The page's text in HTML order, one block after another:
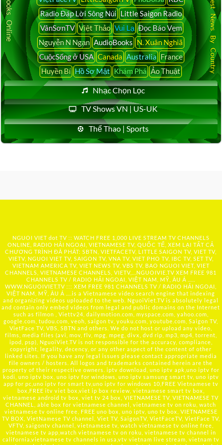
Radio Đáp Lời Sông Núi Little Saigon Radio
VânSơnTV Việt Thảo Vui Lạ Đọc Báo Vẹm
Nguyễn N Ngạn AudioBooks N. Xuân Nghiã
CuộcSống ở USA Canada Australia France
Huyền Bí Hồ Sơ Mật Khám Phá Ảo Thuật
Nhạc Chọn Lọc
TV Shows VN | US-UK
Thể Thao | Sports
Latest News By Country
NGUOI VIET dot TV :: WATCH FREE 1,000 LIVE STREAM TV CHANNELS
ONLINE, RADIO HẢI NGOẠI, VIETNAMESE TV, QUỐC TẾ, XEM LẠI TẤT CẢ
CHƯƠNG TRÌNH ĐÃ PHÁT: SBTN, VIETFACETV, LITTLE SAIGON TV, VIET TV,
VIETV, NGUOI VIET TV, SAIGON TV, VNA TV, VIET PHO TV, IBC TV, SET TV,
VIETNAM AMERICA TV, VIET NEWS TV, VBS TV, BAO NGUOI VIET, VIET
CHANNELS, VIETNAMESE CHANNELS, VIETV,... NGUOIVIE.TV XEM FREE 981
CHANNELS TV / RADIO HẢI NGOẠI, VIỆT NAM, MỸ, ÂU Á …..
WWW.NGUOIVIET.TV ::: XEM FREE 981 CHANNELS TV / RADIO HẢI NGOẠI,
VIỆT NAM, MỸ, ÂU Á ….is a Vietnamese video search engine that indexing
and organizing videos uploaded to the web. NguoiViet.TV is absolutely legal
and contain only embed videos from legal and public domains on the Internet
such as filmon , Viettv24, dailymotion.com, myspace.com, yahoo.com,
google.com, tudou.com, veoh, saigon tv, youku.com, youtube.com, Saigon TV,
VietFace TV, VBS, SBTN and others. We do not host or upload any video,
films, media files (avi, mov, flv, mpg, mpeg, divx, dvd rip, mp3, mp4, torrent,
ipod, psp), NguoiViet.TV is not responsible for the accuracy, compliance,
copyright, legality, decency, or any other aspect of the content of other
linked sites. If you have any legal issues please contact appropriate media
file owners / hosters. All logos and trademarks contained herein are the
property of their respective owners. iptv download, uno iptv apk,uno iptv for
kodi, uno iptv box, uno iptv for windows, uno iptv samsung smart tv, uno iptv
app for pc,uno iptv for smart tv,uno iptv for windows 10,FREE Vietnamese tv
box,FREE itv viet box,viet ip box review, vietnamese smart tv box,
vietnamese android tv box, viet tv 24 box, VIETNAMESE TV, VIETNAMESE TV
CHANNEL, able box for vietnamese channel, vietnamese tv on roku, watch
vietnamese tv online free, FREE uno box, uno iptv, uno tv box, VIETNAMESE
TV BOX, VietNamese TV channel, Viet TV, SaigonTV, VietFaceTV, VietFace TV,
VFTV, saigontv channel, vietnamese tv, watch vietnamese tv online free,
vietnamese tv app,watch vietnamese tv on roku, vietnamese tv channel in
california,vietnamese tv channels in usa,vtv vietnam live stream, vietnam tv